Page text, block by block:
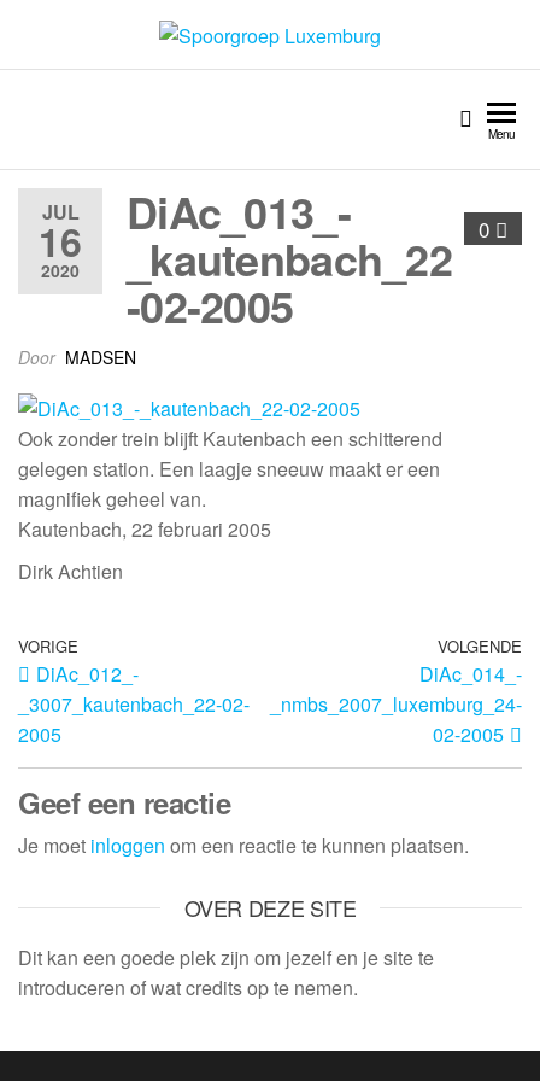
Spoorgroep Luxemburg
Menu
JUL
16
2020
0
DiAc_013_-
_kautenbach_22
-02-2005
Door MADSEN
Ook zonder trein blijft Kautenbach een schitterend
gelegen station. Een laagje sneeuw maakt er een
magnifiek geheel van.
Kautenbach, 22 februari 2005
Dirk Achtien
VORIGE
DiAc_012_-
_3007_kautenbach_22-02-
2005
VOLGENDE
DiAc_014_-
_nmbs_2007_luxemburg_24-
02-2005
Geef een reactie
Je moet inloggen om een reactie te kunnen plaatsen.
OVER DEZE SITE
Dit kan een goede plek zijn om jezelf en je site te
introduceren of wat credits op te nemen.